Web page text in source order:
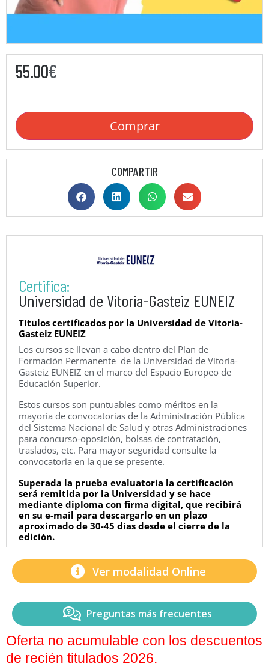
55.00€
Comprar
COMPARTIR
Certifica:
Universidad de Vitoria-Gasteiz EUNEIZ
Títulos certificados por la Universidad de Vitoria-
Gasteiz EUNEIZ
Los cursos se llevan a cabo dentro del Plan de
Formación Permanente de la Universidad de Vitoria-
Gasteiz EUNEIZ en el marco del Espacio Europeo de
Educación Superior.
Estos cursos son puntuables como méritos en la
mayoría de convocatorias de la Administración Pública
del Sistema Nacional de Salud y otras Administraciones
para concurso-oposición, bolsas de contratación,
traslados, etc. Para mayor seguridad consulte la
convocatoria en la que se presente.
Superada la prueba evaluatoria la certificación
será remitida por la Universidad y se hace
mediante diploma con firma digital, que recibirá
en su e-mail para descargarlo en un plazo
aproximado de 30-45 días desde el cierre de la
edición.
Ver modalidad Online
Preguntas más frecuentes
Oferta no acumulable con los descuentos
de recién titulados 2026.